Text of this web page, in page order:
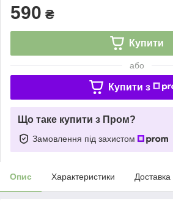
590 ₴
Купити
або
Купити з
Що таке купити з Пром?
Замовлення під захистом
Опис Характеристики Доставка